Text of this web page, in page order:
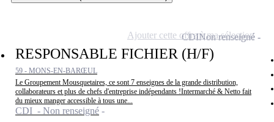
RESPONSABLE FICHIER (H/F)
59 - MONS-EN-BARŒUL
Le Groupement Mousquetaires, ce sont 7 enseignes de la grande distribution,
collaborateurs et plus de chefs d'entreprise indépendants !Intermarché & Netto fait
du mieux manger accessible à tous une...
CDI - Non renseigné
CDINon renseigné
Ajouter cette offre à ma sélection